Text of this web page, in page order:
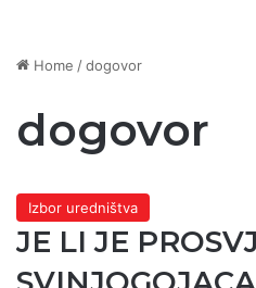
Home /dogovor
dogovor
Izbor uredništva
JE LI JE